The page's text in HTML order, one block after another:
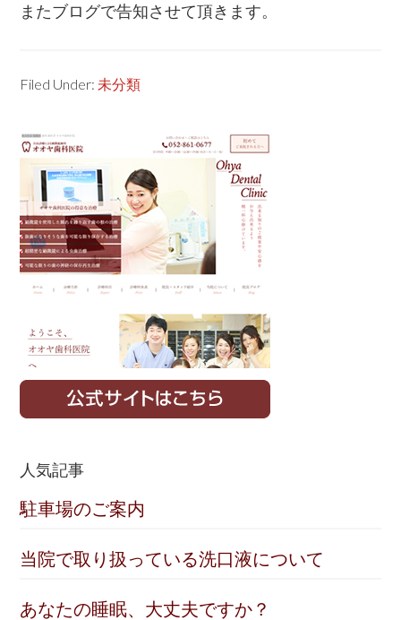
またブログで告知させて頂きます。
Filed Under: 未分類
Primary
Sidebar
人気記事
駐車場のご案内
当院で取り扱っている洗口液について
あなたの睡眠、大丈夫ですか？